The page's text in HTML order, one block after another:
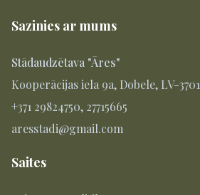
Sazinies ar mums
Stādaudzētava "Āres"
Kooperācijas iela 9a, Dobele, LV-3701
+371 29824750, 27715665
aresstadi@gmail.com
Saites